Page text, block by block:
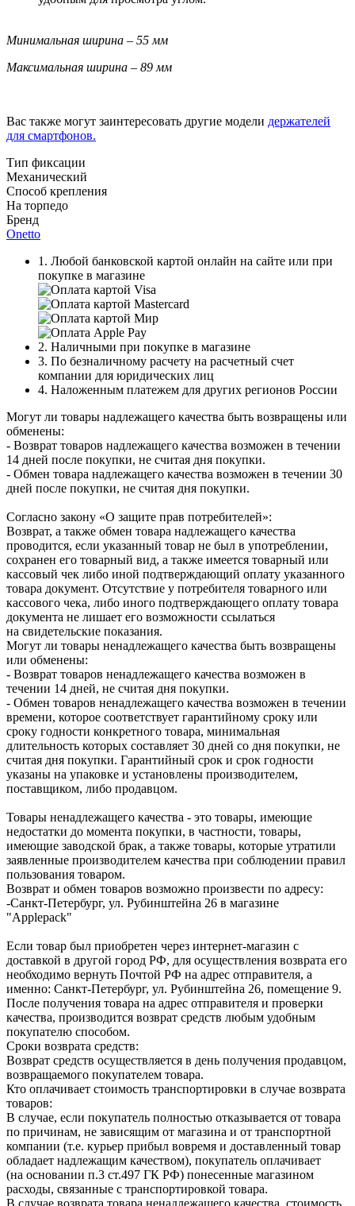
Минимальная ширина – 55 мм
Максимальная ширина – 89 мм
Вас также могут заинтересовать другие модели держателей
для смартфонов.
Тип фиксации
Механический
Способ крепления
На торпедо
Бренд
Onetto
1. Любой банковской картой онлайн на сайте или при
покупке в магазине
2. Наличными при покупке в магазине
3. По безналичному расчету на расчетный счет
компании для юридических лиц
4. Наложенным платежем для других регионов России
Могут ли товары надлежащего качества быть возвращены или
обменены:
- Возврат товаров надлежащего качества возможен в течении
14 дней после покупки, не считая дня покупки.
- Обмен товара надлежащего качества возможен в течении 30
дней после покупки, не считая дня покупки.
Согласно закону «О защите прав потребителей»:
Возврат, а также обмен товара надлежащего качества
проводится, если указанный товар не был в употреблении,
сохранен его товарный вид, а также имеется товарный или
кассовый чек либо иной подтверждающий оплату указанного
товара документ. Отсутствие у потребителя товарного или
кассового чека, либо иного подтверждающего оплату товара
документа не лишает его возможности ссылаться
на свидетельские показания.
Могут ли товары ненадлежащего качества быть возвращены
или обменены:
- Возврат товаров ненадлежащего качества возможен в
течении 14 дней, не считая дня покупки.
- Обмен товаров ненадлежащего качества возможен в течении
времени, которое соответствует гарантийному сроку или
сроку годности конкретного товара, минимальная
длительность которых составляет 30 дней со дня покупки, не
считая дня покупки. Гарантийный срок и срок годности
указаны на упаковке и установлены производителем,
поставщиком, либо продавцом.
Товары ненадлежащего качества - это товары, имеющие
недостатки до момента покупки, в частности, товары,
имеющие заводской брак, а также товары, которые утратили
заявленные производителем качества при соблюдении правил
пользования товаром.
Возврат и обмен товаров возможно произвести по адресу:
-Санкт-Петербург, ул. Рубинштейна 26 в магазине
"Applepack"
Если товар был приобретен через интернет-магазин с
доставкой в другой город РФ, для осуществления возврата его
необходимо вернуть Почтой РФ на адрес отправителя, а
именно: Санкт-Петербург, ул. Рубинштейна 26, помещение 9.
После получения товара на адрес отправителя и проверки
качества, производится возврат средств любым удобным
покупателю способом.
Сроки возврата средств:
Возврат средств осуществляется в день получения продавцом,
возвращаемого покупателем товара.
Кто оплачивает стоимость транспортировки в случае возврата
товаров:
В случае, если покупатель полностью отказывается от товара
по причинам, не зависящим от магазина и от транспортной
компании (т.е. курьер прибыл вовремя и доставленный товар
обладает надлежащим качеством), покупатель оплачивает
(на основании п.3 ст.497 ГК РФ) понесенные магазином
расходы, связанные с транспортировкой товара.
В случае возврата товара ненадлежащего качества, стоимость